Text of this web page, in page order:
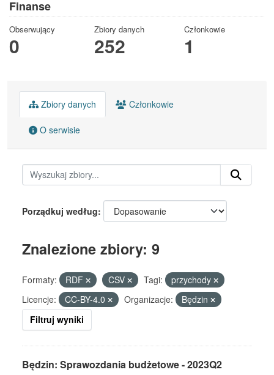
Finanse
Obserwujący
0
Zbiory danych
252
Członkowie
1
Zbiory danych Członkowie
O serwisie
Porządkuj według
Znalezione zbiory: 9
Formaty: RDF CSV Tagi:
przychody
Licencje:
CC-BY-4.0 Organizacje:
Będzin
Filtruj wyniki
Będzin: Sprawozdania budżetowe - 2023Q2